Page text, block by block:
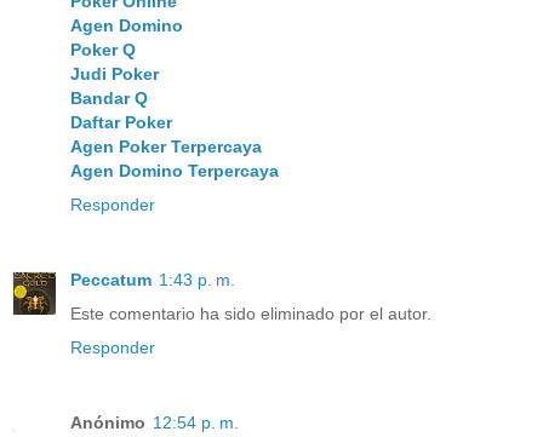
Agen Domino
Poker Q
Judi Poker
Bandar Q
Daftar Poker
Agen Poker Terpercaya
Agen Domino Terpercaya
Responder
Peccatum 1:43 p. m.
Este comentario ha sido eliminado por el autor.
Responder
Anónimo 12:54 p. m.